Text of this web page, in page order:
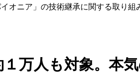
オニア」の技術継承に関する取り組
万人も対象。本